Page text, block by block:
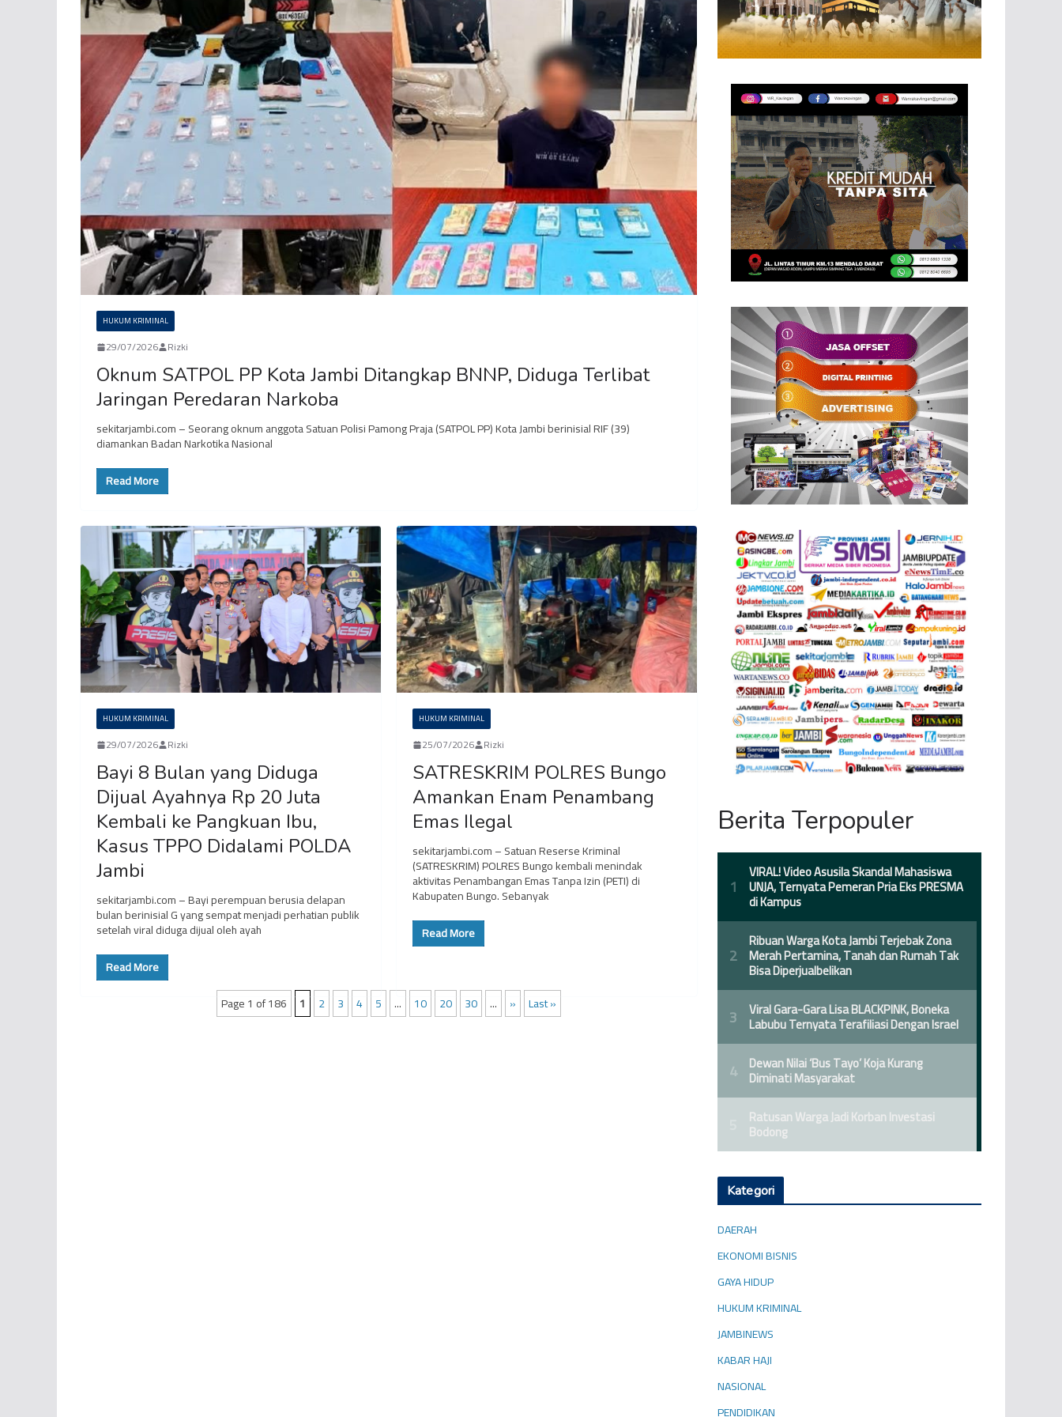
HUKUM KRIMINAL
29/07/2026 Rizki
Oknum SATPOL PP Kota Jambi Ditangkap BNNP, Diduga Terlibat
Jaringan Peredaran Narkoba
sekitarjambi.com – Seorang oknum anggota Satuan Polisi Pamong Praja (SATPOL PP) Kota Jambi berinisial RIF (39)
diamankan Badan Narkotika Nasional
Read More
HUKUM KRIMINAL
29/07/2026 Rizki
Bayi 8 Bulan yang Diduga
Dijual Ayahnya Rp 20 Juta
Kembali ke Pangkuan Ibu,
Kasus TPPO Didalami POLDA
Jambi
sekitarjambi.com – Bayi perempuan berusia delapan
bulan berinisial G yang sempat menjadi perhatian publik
setelah viral diduga dijual oleh ayah
Read More
HUKUM KRIMINAL
25/07/2026 Rizki
SATRESKRIM POLRES Bungo
Amankan Enam Penambang
Emas Ilegal
sekitarjambi.com – Satuan Reserse Kriminal
(SATRESKRIM) POLRES Bungo kembali menindak
aktivitas Penambangan Emas Tanpa Izin (PETI) di
Kabupaten Bungo. Sebanyak
Read More
Page 1 of 186 1 2 3 4 5 ... 10 20 30 ... » Last »
Berita Terpopuler
Kategori
DAERAH
EKONOMI BISNIS
GAYA HIDUP
HUKUM KRIMINAL
JAMBINEWS
KABAR HAJI
NASIONAL
PENDIDIKAN